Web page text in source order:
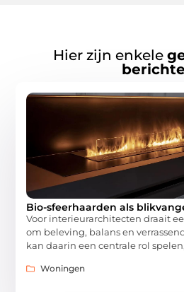
Hier zijn enkele
Bio-sfeerhaarden als
Voor interieurarchitecten draait
om beleving, balans en
kan daarin een centrale rol
Woningen